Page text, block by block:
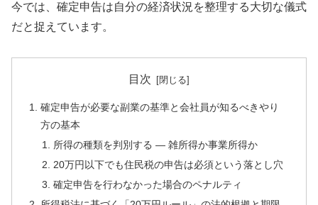
今では、確定申告は自分の経済状況を整理する大切な儀式
だと捉えています。
目次
確定申告が必要な副業の基準と会社員が知るべきやり
方の基本
所得の種類を判別する — 雑所得か事業所得か
20万円以下でも住民税の申告は必須という落とし穴
確定申告を行わなかった場合のペナルティ